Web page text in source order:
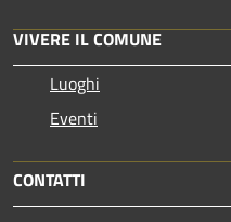
VIVERE IL COMUNE
Luoghi
Eventi
CONTATTI